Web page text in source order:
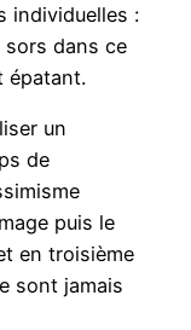
individuelles :
sors dans ce
épatant.
un
de
puis le
en troisième
sont jamais